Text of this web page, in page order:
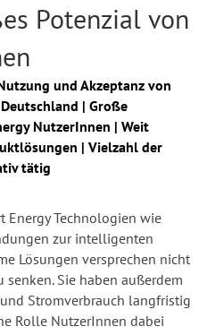
Potenzial von
und Akzeptanz von
| Große
NutzerInnen | Weit
| Vielzahl der
tätig
Energy Technologien wie
zur intelligenten
Lösungen versprechen nicht
Sie haben außerdem
Stromverbrauch langfristig
Rolle NutzerInnen dabei